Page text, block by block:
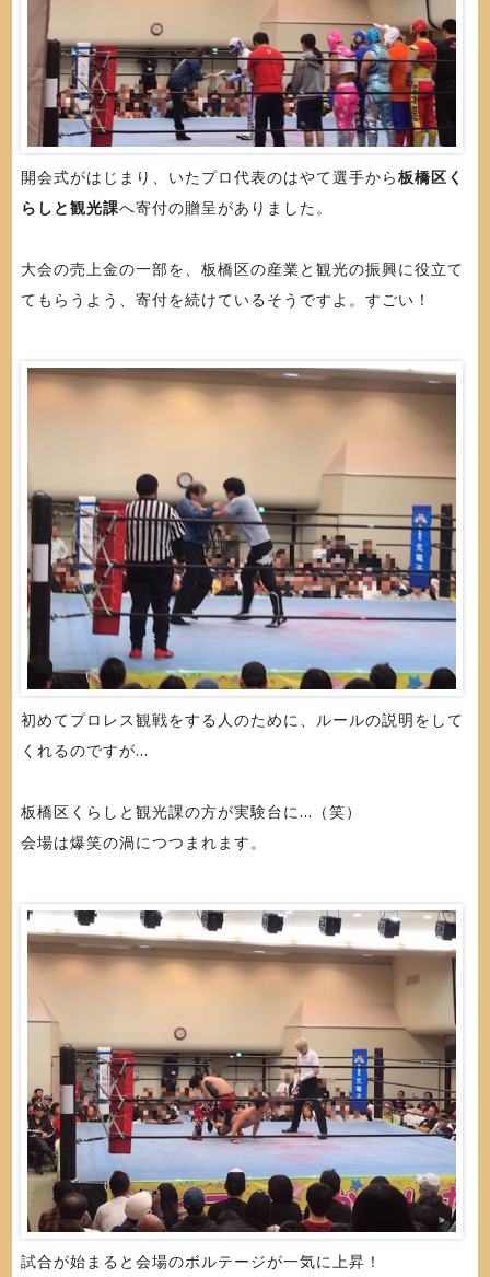
開会式がはじまり、いたプロ代表のはやて選手から板橋区く
らしと観光課へ寄付の贈呈がありました。
大会の売上金の一部を、板橋区の産業と観光の振興に役立て
てもらうよう、寄付を続けているそうですよ。すごい！
初めてプロレス観戦をする人のために、ルールの説明をして
くれるのですが...
板橋区くらしと観光課の方が実験台に...（笑）
会場は爆笑の渦につつまれます。
試合が始まると会場のボルテージが一気に上昇！